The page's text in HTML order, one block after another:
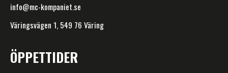
info@mc-kompaniet.se
Väringsvägen 1, 549 76 Väring
ÖPPETTIDER